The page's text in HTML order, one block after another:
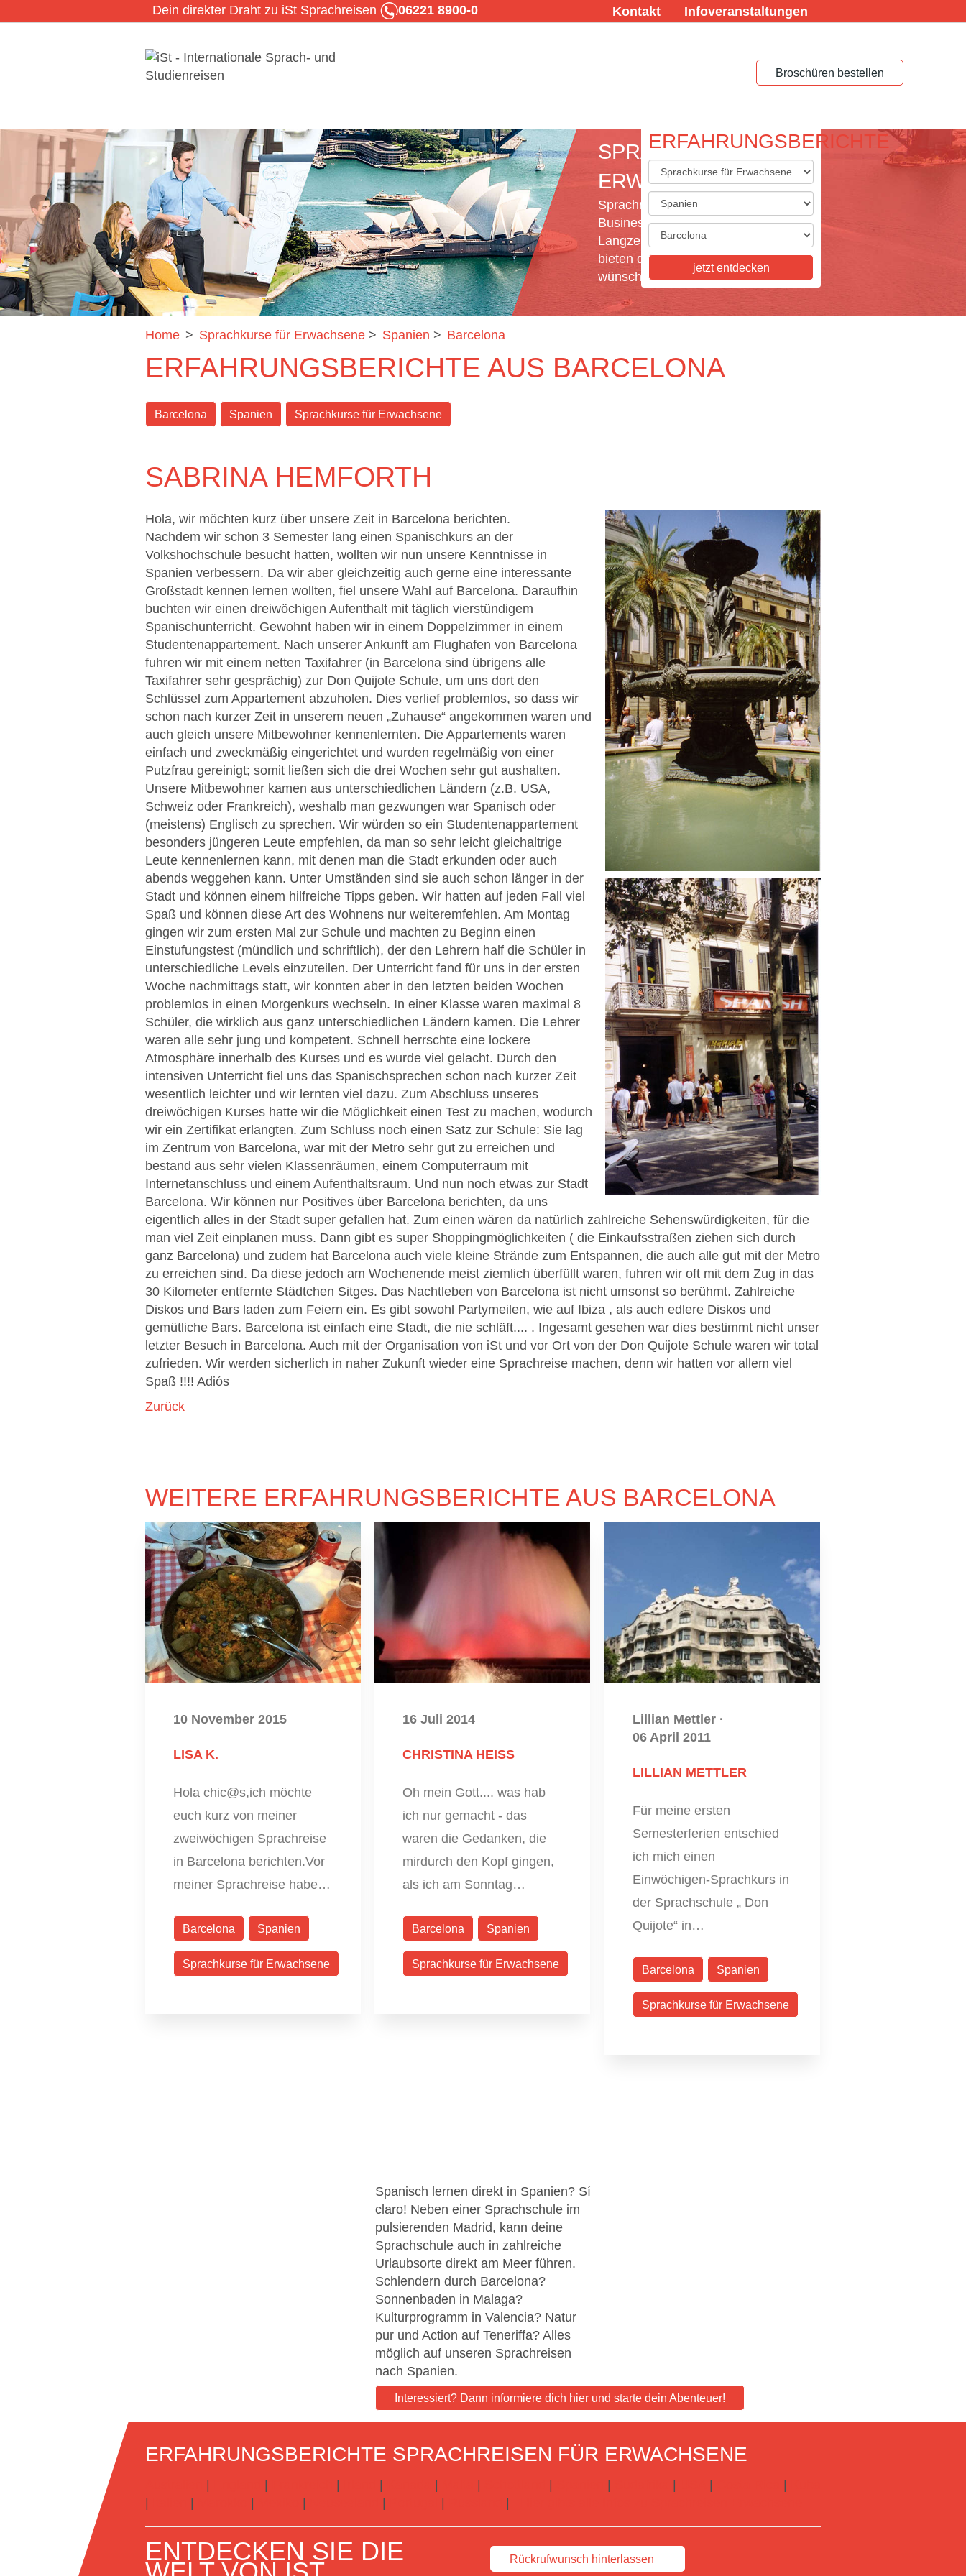
Dein direkter Draht zu iSt Sprachreisen 06221 8900-0 Kontakt Infoveranstaltungen
Broschüren bestellen
ERFAHRUNGSBERICHTE
jetzt entdecken
SPRACHREISEN FÜR
ERWACHSENE
Sprachreisen für Erwachsene,
Businesskurse, Studienaufenthalte,
Langzeitkurse, Examenskurse - wir
bieten die Vielfalt, die Sie sich
wünschen! Informieren Sie sich hier.
Home > Sprachkurse für Erwachsene > Spanien > Barcelona
ERFAHRUNGSBERICHTE AUS BARCELONA
Barcelona Spanien Sprachkurse für Erwachsene
SABRINA HEMFORTH
Hola, wir möchten kurz über unsere Zeit in Barcelona berichten.
Nachdem wir schon 3 Semester lang einen Spanischkurs an der
Volkshochschule besucht hatten, wollten wir nun unsere Kenntnisse in
Spanien verbessern. Da wir aber gleichzeitig auch gerne eine interessante
Großstadt kennen lernen wollten, fiel unsere Wahl auf Barcelona. Daraufhin
buchten wir einen dreiwöchigen Aufenthalt mit täglich vierstündigem
Spanischunterricht. Gewohnt haben wir in einem Doppelzimmer in einem
Studentenappartement. Nach unserer Ankunft am Flughafen von Barcelona
fuhren wir mit einem netten Taxifahrer (in Barcelona sind übrigens alle
Taxifahrer sehr gesprächig) zur Don Quijote Schule, um uns dort den
Schlüssel zum Appartement abzuholen. Dies verlief problemlos, so dass wir
schon nach kurzer Zeit in unserem neuen „Zuhause“ angekommen waren und
auch gleich unsere Mitbewohner kennenlernten. Die Appartements waren
einfach und zweckmäßig eingerichtet und wurden regelmäßig von einer
Putzfrau gereinigt; somit ließen sich die drei Wochen sehr gut aushalten.
Unsere Mitbewohner kamen aus unterschiedlichen Ländern (z.B. USA,
Schweiz oder Frankreich), weshalb man gezwungen war Spanisch oder
(meistens) Englisch zu sprechen. Wir würden so ein Studentenappartement
besonders jüngeren Leute empfehlen, da man so sehr leicht gleichaltrige
Leute kennenlernen kann, mit denen man die Stadt erkunden oder auch
abends weggehen kann. Unter Umständen sind sie auch schon länger in der
Stadt und können einem hilfreiche Tipps geben. Wir hatten auf jeden Fall viel
Spaß und können diese Art des Wohnens nur weiteremfehlen. Am Montag
gingen wir zum ersten Mal zur Schule und machten zu Beginn einen
Einstufungstest (mündlich und schriftlich), der den Lehrern half die Schüler in
unterschiedliche Levels einzuteilen. Der Unterricht fand für uns in der ersten
Woche nachmittags statt, wir konnten aber in den letzten beiden Wochen
problemlos in einen Morgenkurs wechseln. In einer Klasse waren maximal 8
Schüler, die wirklich aus ganz unterschiedlichen Ländern kamen. Die Lehrer
waren alle sehr jung und kompetent. Schnell herrschte eine lockere
Atmosphäre innerhalb des Kurses und es wurde viel gelacht. Durch den
intensiven Unterricht fiel uns das Spanischsprechen schon nach kurzer Zeit
wesentlich leichter und wir lernten viel dazu. Zum Abschluss unseres
dreiwöchigen Kurses hatte wir die Möglichkeit einen Test zu machen, wodurch
wir ein Zertifikat erlangten. Zum Schluss noch einen Satz zur Schule: Sie lag
im Zentrum von Barcelona, war mit der Metro sehr gut zu erreichen und
bestand aus sehr vielen Klassenräumen, einem Computerraum mit
Internetanschluss und einem Aufenthaltsraum. Und nun noch etwas zur Stadt
Barcelona. Wir können nur Positives über Barcelona berichten, da uns
eigentlich alles in der Stadt super gefallen hat. Zum einen wären da natürlich zahlreiche Sehenswürdigkeiten, für die
man viel Zeit einplanen muss. Dann gibt es super Shoppingmöglichkeiten ( die Einkaufsstraßen ziehen sich durch
ganz Barcelona) und zudem hat Barcelona auch viele kleine Strände zum Entspannen, die auch alle gut mit der Metro
zu erreichen sind. Da diese jedoch am Wochenende meist ziemlich überfüllt waren, fuhren wir oft mit dem Zug in das
30 Kilometer entfernte Städtchen Sitges. Das Nachtleben von Barcelona ist nicht umsonst so berühmt. Zahlreiche
Diskos und Bars laden zum Feiern ein. Es gibt sowohl Partymeilen, wie auf Ibiza , als auch edlere Diskos und
gemütliche Bars. Barcelona ist einfach eine Stadt, die nie schläft.... . Ingesamt gesehen war dies bestimmt nicht unser
letzter Besuch in Barcelona. Auch mit der Organisation von iSt und vor Ort von der Don Quijote Schule waren wir total
zufrieden. Wir werden sicherlich in naher Zukunft wieder eine Sprachreise machen, denn wir hatten vor allem viel
Spaß !!!! Adiós
Zurück
WEITERE ERFAHRUNGSBERICHTE AUS BARCELONA
10 November 2015
LISA K.
Hola chic@s,ich möchte
euch kurz von meiner
zweiwöchigen Sprachreise
in Barcelona berichten.Vor
meiner Sprachreise habe…
Barcelona Spanien
Sprachkurse für Erwachsene
16 Juli 2014
CHRISTINA HEISS
Oh mein Gott.... was hab
ich nur gemacht - das
waren die Gedanken, die
mirdurch den Kopf gingen,
als ich am Sonntag…
Barcelona Spanien
Sprachkurse für Erwachsene
Lillian Mettler ·
06 April 2011
LILLIAN METTLER
Für meine ersten
Semesterferien entschied
ich mich einen
Einwöchigen-Sprachkurs in
der Sprachschule „ Don
Quijote“ in…
Barcelona Spanien
Sprachkurse für Erwachsene
Spanisch lernen direkt in Spanien? Sí
claro! Neben einer Sprachschule im
pulsierenden Madrid, kann deine
Sprachschule auch in zahlreiche
Urlaubsorte direkt am Meer führen.
Schlendern durch Barcelona?
Sonnenbaden in Malaga?
Kulturprogramm in Valencia? Natur
pur und Action auf Teneriffa? Alles
möglich auf unseren Sprachreisen
nach Spanien.
Interessiert? Dann informiere dich hier und starte dein Abenteuer!
ERFAHRUNGSBERICHTE SPRACHREISEN FÜR ERWACHSENE
ENTDECKEN SIE DIE Rückrufwunsch hinterlassen